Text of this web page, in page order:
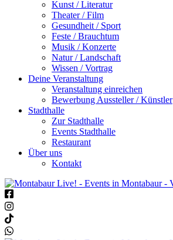
Kunst / Literatur
Theater / Film
Gesundheit / Sport
Feste / Brauchtum
Musik / Konzerte
Natur / Landschaft
Wissen / Vortrag
Deine Veranstaltung
Veranstaltung einreichen
Bewerbung Aussteller / Künstler
Stadthalle
Zur Stadthalle
Events Stadthalle
Restaurant
Über uns
Kontakt